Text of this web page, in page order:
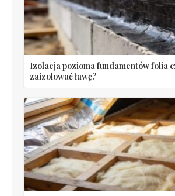
Izolacja pozioma fundamentów folia
zaizolować ławę?